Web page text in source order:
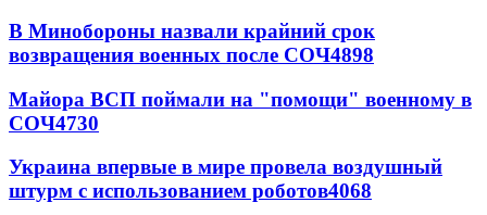
В Минобороны назвали крайний срок
возвращения военных после СОЧ4898
Майора ВСП поймали на "помощи" военному в
СОЧ4730
Украина впервые в мире провела воздушный
штурм с использованием роботов4068